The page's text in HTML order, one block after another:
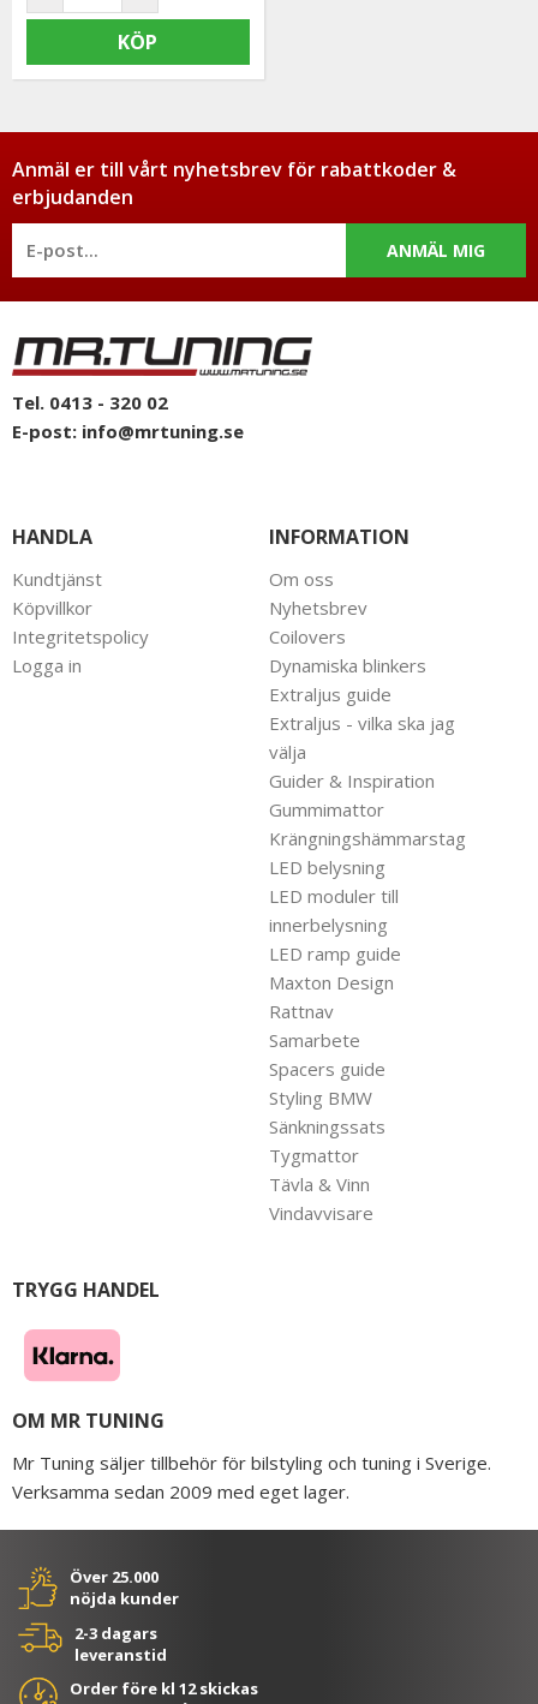
KÖP
Anmäl er till vårt nyhetsbrev för rabattkoder &
erbjudanden
ANMÄL MIG
Tel. 0413 - 320 02
E-post: info@mrtuning.se
HANDLA
Kundtjänst
Köpvillkor
Integritetspolicy
Logga in
INFORMATION
Om oss
Nyhetsbrev
Coilovers
Dynamiska blinkers
Extraljus guide
Extraljus - vilka ska jag
välja
Guider & Inspiration
Gummimattor
Krängningshämmarstag
LED belysning
LED moduler till
innerbelysning
LED ramp guide
Maxton Design
Rattnav
Samarbete
Spacers guide
Styling BMW
Sänkningssats
Tygmattor
Tävla & Vinn
Vindavvisare
TRYGG HANDEL
OM MR TUNING
Mr Tuning säljer tillbehör för bilstyling och tuning i Sverige.
Verksamma sedan 2009 med eget lager.
Över 25.000
nöjda kunder
2-3 dagars
leveranstid
Order före kl 12 skickas